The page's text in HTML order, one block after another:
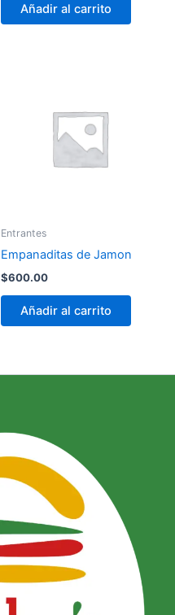
Añadir al carrito
Entrantes
Empanaditas de Jamon
$600.00
Añadir al carrito